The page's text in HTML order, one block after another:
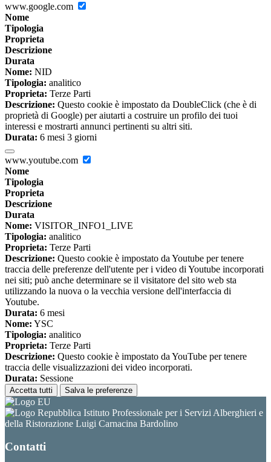
www.google.com
Nome
Tipologia
Proprieta
Descrizione
Durata
Nome: NID
Tipologia: analitico
Proprieta: Terze Parti
Descrizione: Questo cookie è impostato da DoubleClick (che è di
proprietà di Google) per aiutarti a costruire un profilo dei tuoi
interessi e mostrarti annunci pertinenti su altri siti.
Durata: 6 mesi 3 giorni
www.youtube.com
Nome
Tipologia
Proprieta
Descrizione
Durata
Nome: VISITOR_INFO1_LIVE
Tipologia: analitico
Proprieta: Terze Parti
Descrizione: Questo cookie è impostato da Youtube per tenere
traccia delle preferenze dell'utente per i video di Youtube incorporati
nei siti; può anche determinare se il visitatore del sito web sta
utilizzando la nuova o la vecchia versione dell'interfaccia di
Youtube.
Durata: 6 mesi
Nome: YSC
Tipologia: analitico
Proprieta: Terze Parti
Descrizione: Questo cookie è impostato da YouTube per tenere
traccia delle visualizzazioni dei video incorporati.
Durata: Sessione
Accetta tutti Salva le preferenze
Istituto Professionale per i Servizi Alberghieri e
della Ristorazione Luigi Carnacina Bardolino
Contatti